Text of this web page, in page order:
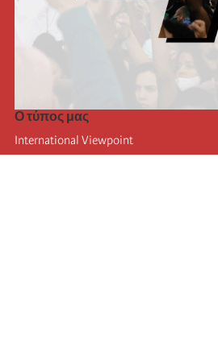
Ο τύπος μας
International Viewpoint